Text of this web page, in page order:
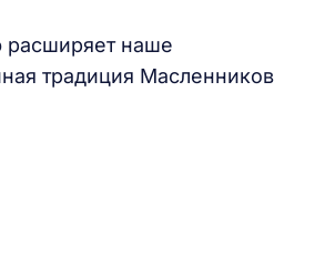
расширяет наше
традиция Масленников